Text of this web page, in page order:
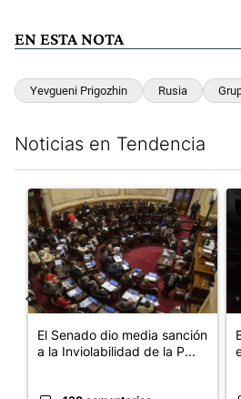
EN ESTA NOTA
Yevgueni Prigozhin Rusia
Noticias en Tendencia
Un artículo de tendencia con el
El Senado dio media sanción
a la Inviolabilidad de la P...